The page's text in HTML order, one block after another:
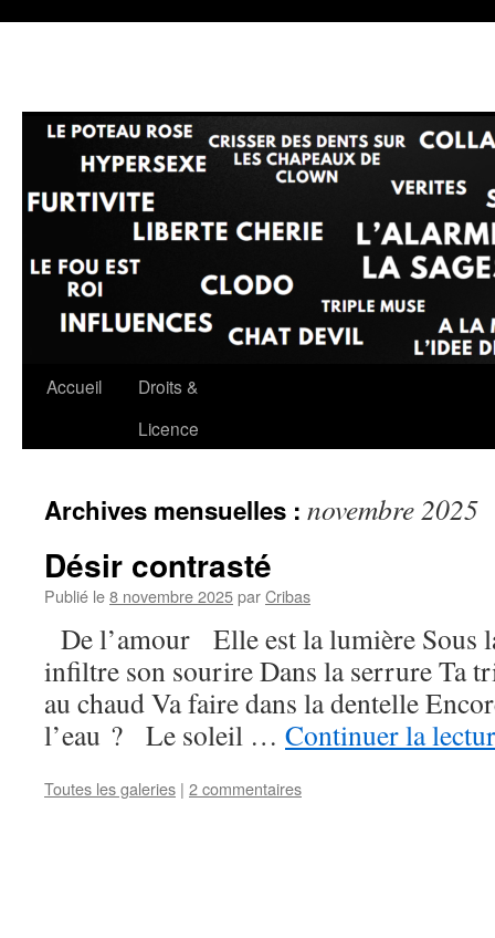
Aller
Accueil
Droits &
Licence
Archives mensuelles : novembre 2025
Désir contrasté
Publié le8 novembre 2025parCribas
De l’amour Elle est la lumière Sous
infiltre son sourire Dans la serrure Ta
au chaud Va faire dans la dentelle
l’eau ? Le soleil … Continuer la
Toutes les galeries | 2 commentaires